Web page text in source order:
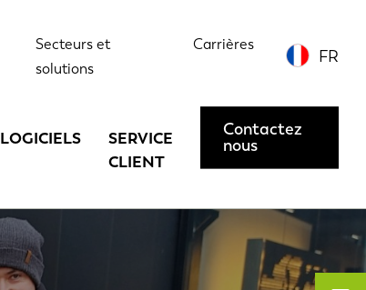
Secteurs et
solutions
Carrières
FR
LOGICIELS
SERVICE
CLIENT
Contactez
nous